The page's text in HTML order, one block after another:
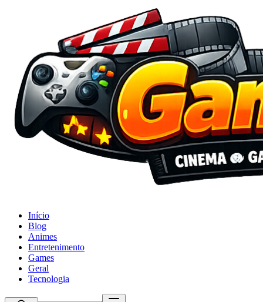
Início
Blog
Animes
Entretenimento
Games
Geral
Tecnologia